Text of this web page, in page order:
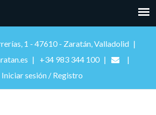
1 - 47610 - Zaratán, Valladolid
+34 983 344 100
Iniciar sesión / Registro